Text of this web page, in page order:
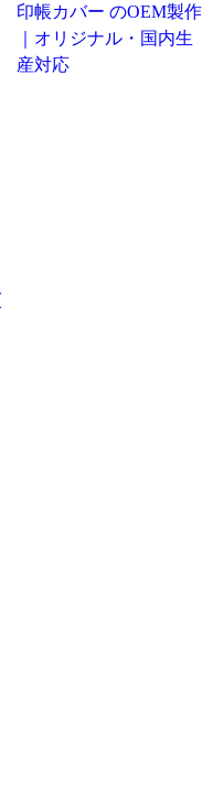
印帳カバー のOEM製作
｜オリジナル・国内生
産対応